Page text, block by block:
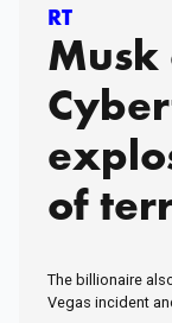
RT
Musk
of
The billionaire
Vegas incident